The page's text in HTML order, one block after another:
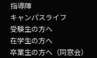
指導陣
キャンパスライフ
受験生の方へ
在学生の方へ
卒業生の方へ（同窓会）